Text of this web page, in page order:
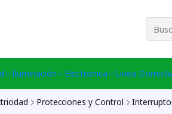
Iluminación Electronica Linea
Protecciones y Control